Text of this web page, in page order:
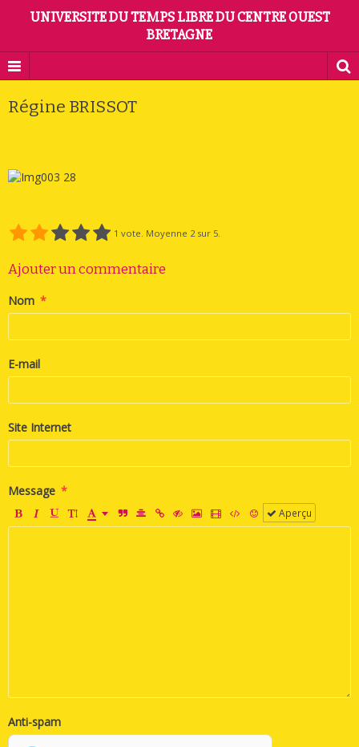
UNIVERSITE DU TEMPS LIBRE DU CENTRE OUEST
BRETAGNE
Régine BRISSOT
1 vote. Moyenne 2 sur 5.
Ajouter un commentaire
Nom
E-mail
Site Internet
Message
Aperçu
Anti-spam